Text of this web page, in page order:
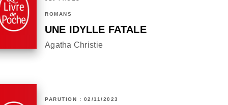
ROMANS
UNE IDYLLE FATALE
Agatha Christie
PARUTION : 02/11/2023